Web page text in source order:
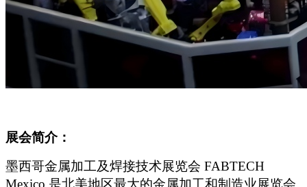
展会简介：
墨西哥金属加工及焊接技术展览会 FABTECH